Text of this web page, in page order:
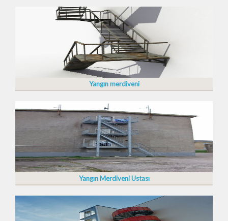
Yangın merdiveni
Yangın Merdiveni Ustası